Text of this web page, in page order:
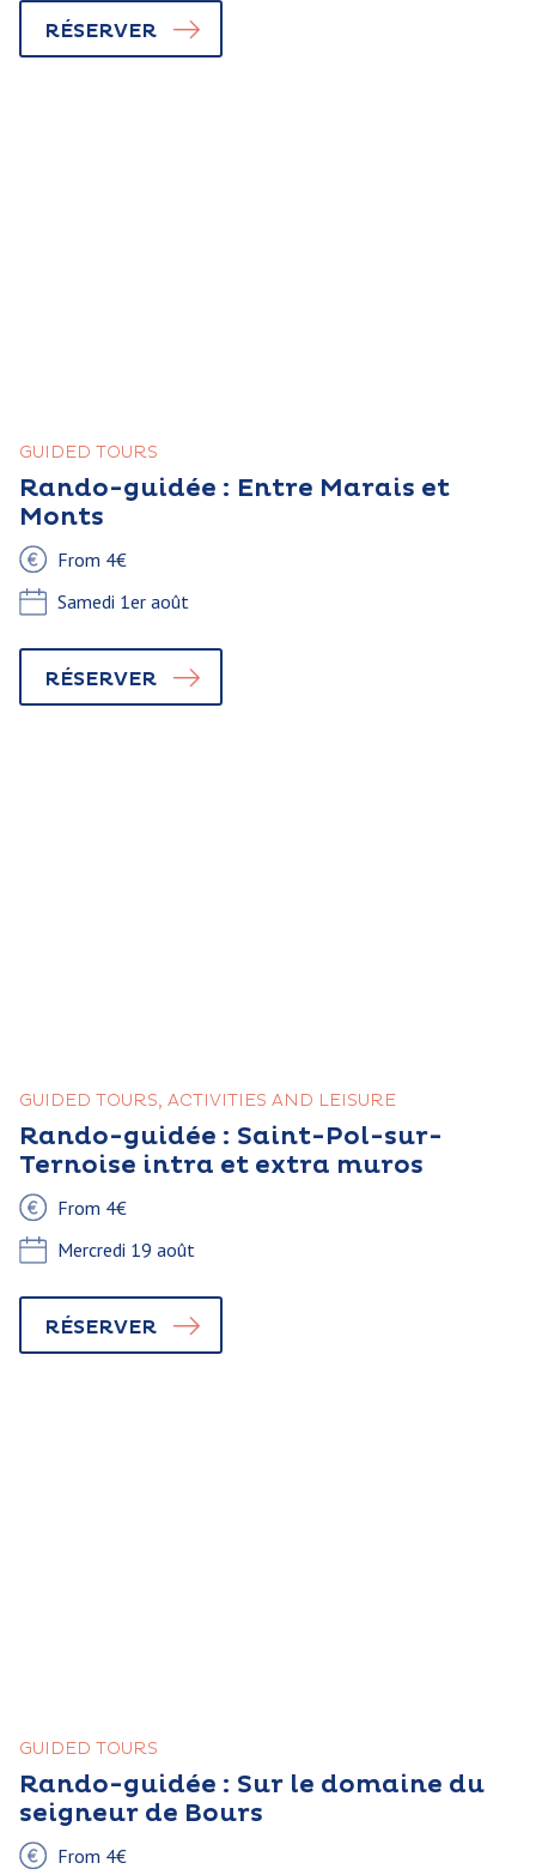
RÉSERVER
GUIDED TOURS
Rando-guidée : Entre Marais et
Monts
From 4€
Samedi 1er août
RÉSERVER
GUIDED TOURS, ACTIVITIES AND LEISURE
Rando-guidée : Saint-Pol-sur-
Ternoise intra et extra muros
From 4€
Mercredi 19 août
RÉSERVER
GUIDED TOURS
Rando-guidée : Sur le domaine du
seigneur de Bours
From 4€